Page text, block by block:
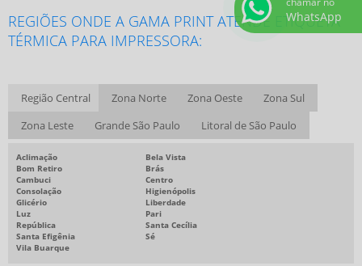
PLACAS DE SINALIZAÇÃO PERSONALIZADA SAÍDA
ETIQUETAS RESINADAS AUTO-ADESIVAS
FÁBRICA DE RÓTULOS ADESIVOS
FORNECEDOR DE ETIQUETAS
FORNECEDOR DE ETIQUETAS ADESIVAS
IMPRESSÃO DE ETIQUETAS ADESIVAS
RÓTULOS ADESIVOS SP
REGIÕES ONDE A GAMA PRINT ATENDE ETIQUETA
TÉRMICA PARA IMPRESSORA:
Região Central Zona Norte Zona Oeste
Zona Sul
Zona Leste
Grande São Paulo Litoral de São Paulo
Aclimação
Bela Vista
Bom Retiro
Brás
Cambuci
Centro
Consolação
Higienópolis
Glicério
Liberdade
Luz
Pari
República
Santa Cecília
Santa Efigênia
Sé
Vila Buarque
WhatsApp